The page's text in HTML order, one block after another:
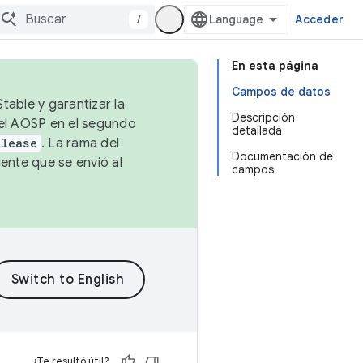
/ Acceder
En esta página
Campos de datos
Descripción
detallada
Documentación de
campos
y garantizar la
AOSP en el segundo
. La rama del
que se envió al